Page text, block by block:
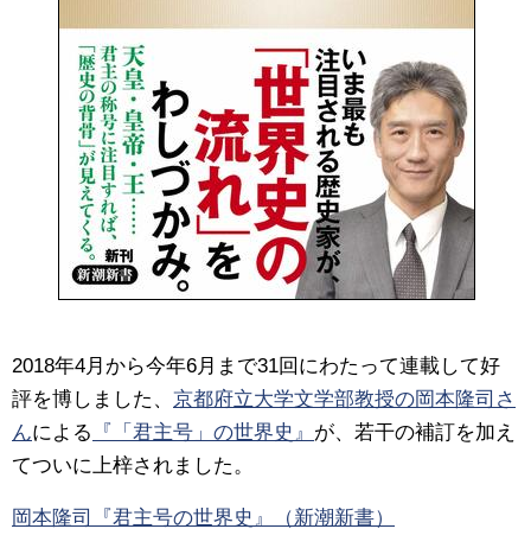
2018年4月から今年6月まで31回にわたって連載して好
評を博しました、 京都府立大学文学部教授の岡本隆司さ
んによる 『「君主号」の世界史』 が、若干の補訂を加え
てついに上梓されました。
岡本隆司『君主号の世界史』（新潮新書）